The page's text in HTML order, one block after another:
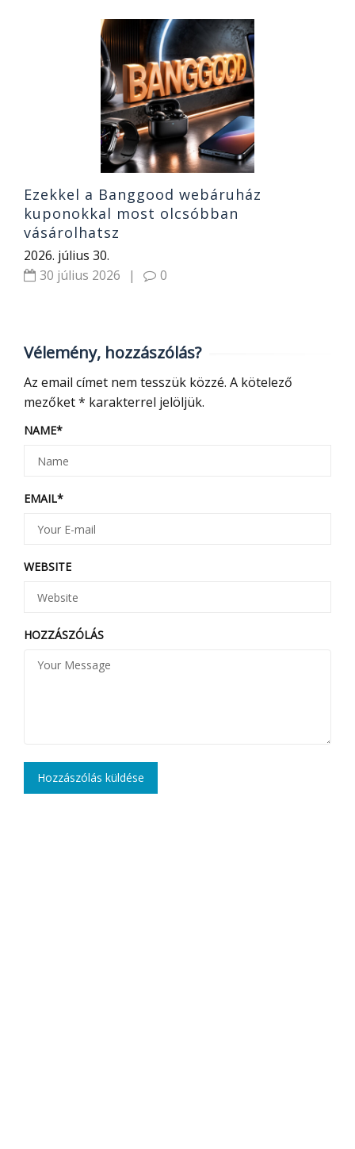
Ezekkel a Banggood webáruház
kuponokkal most olcsóbban
vásárolhatsz
2026. július 30.
30 július 2026
| 0
Vélemény, hozzászólás?
Az email címet nem tesszük közzé. A kötelező
mezőket* karakterrel jelöljük.
NAME*
EMAIL*
WEBSITE
HOZZÁSZÓLÁS